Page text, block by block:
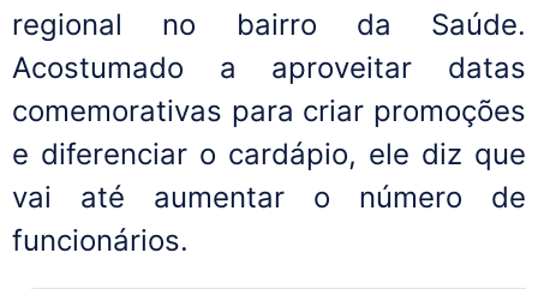
regional no bairro da Saúde.
Acostumado a aproveitar datas
comemorativas para criar promoções
e diferenciar o cardápio, ele diz que
vai até aumentar o número de
funcionários.